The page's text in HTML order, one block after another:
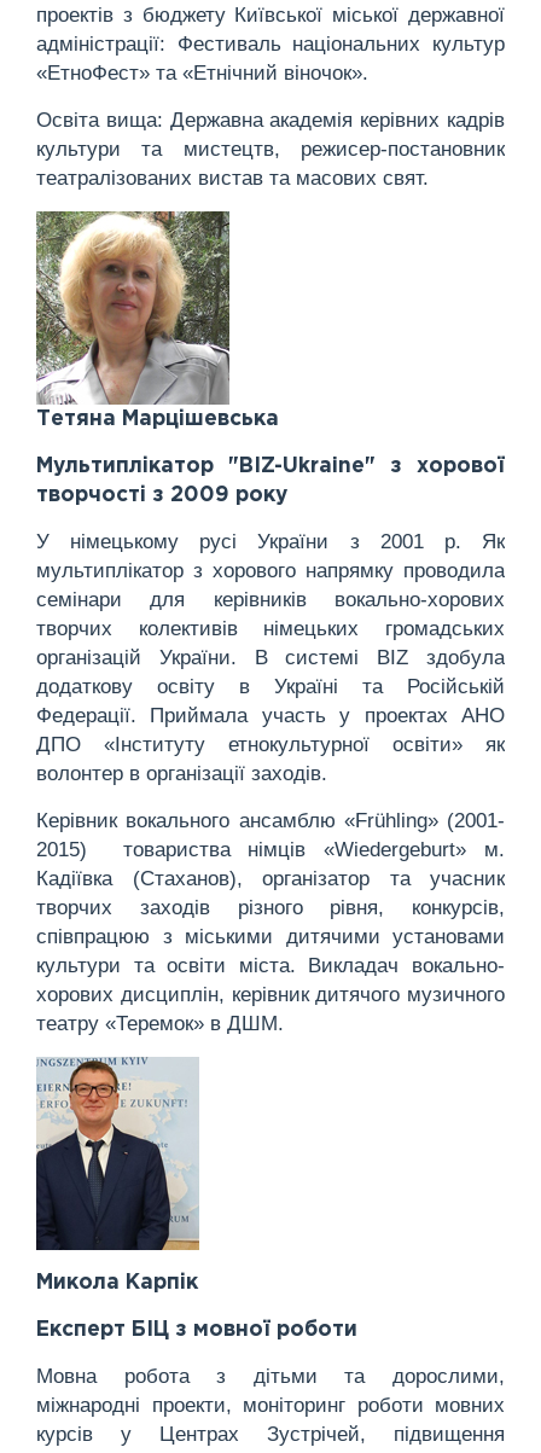
проектів з бюджету Київської міської державної
адміністрації: Фестиваль національних культур
«ЕтноФест» та «Етнічний віночок».
Освіта вища: Державна академія керівних кадрів
культури та мистецтв, режисер-постановник
театралізованих вистав та масових свят.
Тетяна Марцішевська
Мультиплікатор "BIZ-Ukraine" з хорової
творчості з 2009 року
У німецькому русі України з 2001 р. Як
мультиплікатор з хорового напрямку проводила
семінари для керівників вокально-хорових
творчих колективів німецьких громадських
організацій України. В системі BIZ здобула
додаткову освіту в Україні та Російській
Федерації. Приймала участь у проектах АНО
ДПО «Інституту етнокультурної освіти» як
волонтер в організації заходів.
Керівник вокального ансамблю «Frühling» (2001-
2015) товариства німців «Wiedergeburt» м.
Кадіївка (Стаханов), організатор та учасник
творчих заходів різного рівня, конкурсів,
співпрацюю з міськими дитячими установами
культури та освіти міста. Викладач вокально-
хорових дисциплін, керівник дитячого музичного
театру «Теремок» в ДШМ.
Микола Карпік
Експерт БІЦ з мовної роботи
Мовна робота з дітьми та дорослими,
міжнародні проекти, моніторинг роботи мовних
курсів у Центрах Зустрічей, підвищення